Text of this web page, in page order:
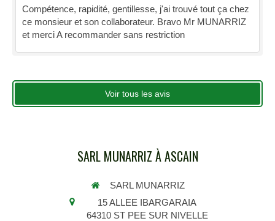
Compétence, rapidité, gentillesse, j'ai trouvé tout ça chez
ce monsieur et son collaborateur. Bravo Mr MUNARRIZ
et merci A recommander sans restriction
Voir tous les avis
SARL MUNARRIZ À ASCAIN
SARL MUNARRIZ
15 ALLEE IBARGARAIA
64310 ST PEE SUR NIVELLE